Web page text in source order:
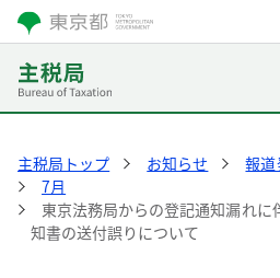
主税局トップ お知らせ 報道
7月
東京法務局からの登記通知漏れに
知書の送付誤りについて